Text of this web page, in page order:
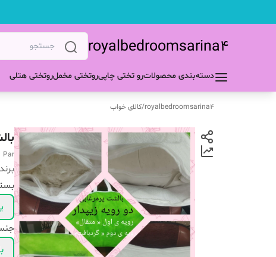
royalbedroomsarina4
دسته‌بندی محصولاترو تختی چاپیروتختی مخملروتختی هتلی
royalbedroomsarina4
/کالای خواب
Par